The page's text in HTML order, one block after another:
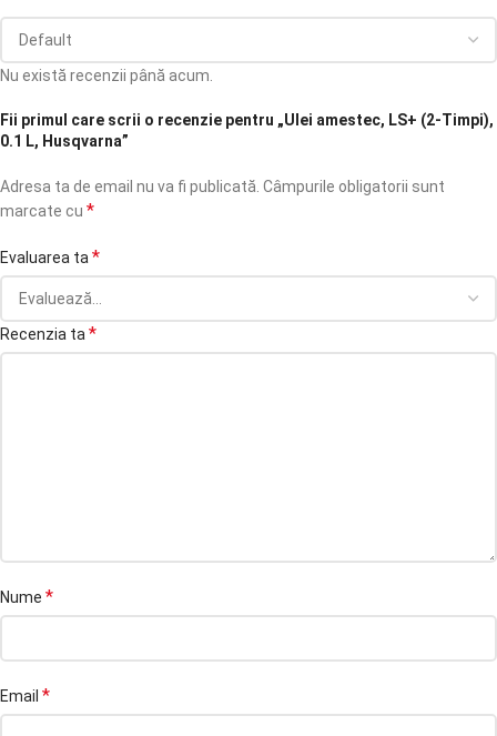
Nu există recenzii până acum.
Fii primul care scrii o recenzie pentru „Ulei amestec, LS+ (2-Timpi),
0.1 L, Husqvarna”
Adresa ta de email nu va fi publicată. Câmpurile obligatorii sunt
marcate cu *
Evaluarea ta *
Recenzia ta *
Nume *
Email *